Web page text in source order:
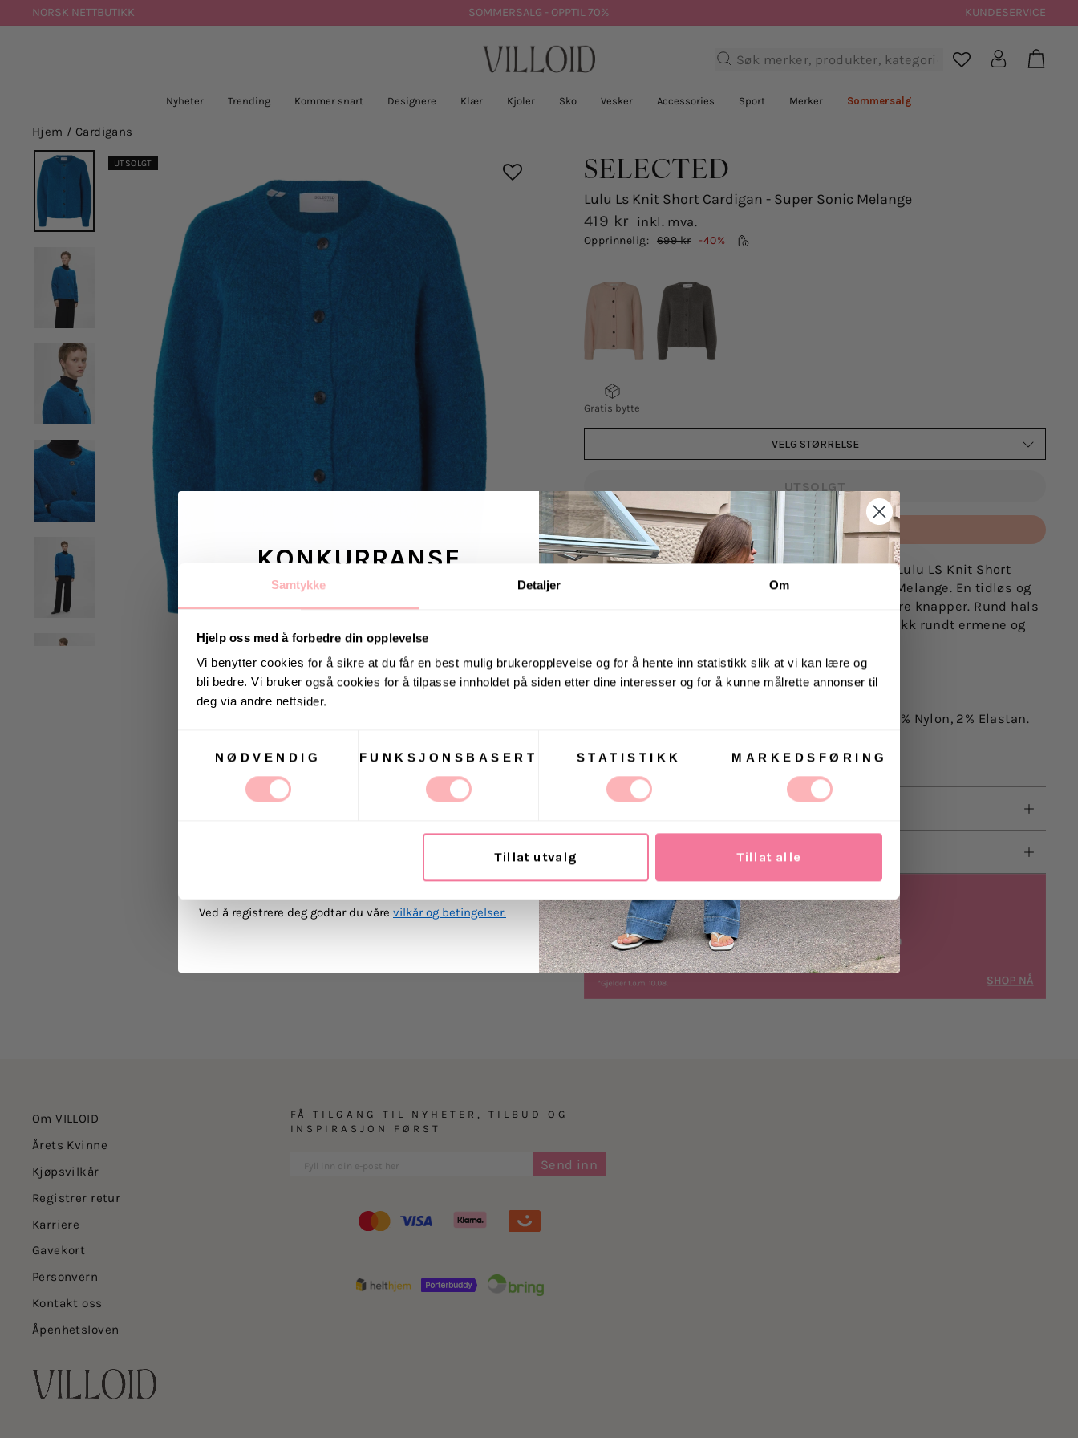
Samtykke Detaljer Om
Hjelp oss med å forbedre din opplevelse
Vi benytter cookies for å sikre at du får en best mulig brukeropplevelse og for å hente inn statistikk slik at vi kan lære og
bli bedre. Vi bruker også cookies for å tilpasse innholdet på siden etter dine interesser og for å kunne målrette annonser til
deg via andre nettsider.
NØDVENDIG
FUNKSJONSBASERT STATISTIKK MARKEDSFØRING
Tillat utvalg Tillat alle
til
NORSK NETTBUTIKK SOMMERSALG - OPPTIL 70% KUNDESERVICE
Søk  Logg inn
Nyheter Trending Kommer snart Designere Klær Kjoler Sko Vesker Accessories Sport Merker Sommersalg
Hjem / Cardigans
UTSOLGT SELECTED
Lulu Ls Knit Short Cardigan - Super Sonic Melange
419 kr inkl. mva.
Opprinnelig: 699 kr
Salgspris -40%
Gratis bytte
VELG STØRRELSE
VELG
STØRRELSE
VELG
STØRRELSE
UTSOLGT
Betal med
Lulu Ls Knit Short Cardigan fra Selected Femme. Lulu LS Knit Short
Cardigan fra Selected femme i fargen Light Grey Melange. En tidløs og
deilig, kort strikket cardigan som lukkes med store knapper. Rund hals
med ribbestrikk. Rett i modellen og med ribbestrikk rundt ermene og
Modellen er 177 cm høy og bruker størrelse S/36.
Materiale: 39% Ull, 24% Polyester, 20% Alpakka, 15% Nylon, 2% Elastan.
Kan håndvaskes
Om VILLOID
Årets Kvinne
Kjøpsvilkår
Registrer retur
Karriere
Gavekort
Personvern
Kontakt oss
Åpenhetsloven
FÅ TILGANG TIL NYHETER, TILBUD OG
INSPIRASJON FØRST
Send inn
KONKURRANSE
Vinn valgfrie jeans fra Jeanerica
til deg og en venn <3
Vinneren annonseres 9. august via Instagram
Ja, jeg samtykker til at Villoid kan sende meg
Ved å registrere deg godtar du våre vilkår og betingelser.